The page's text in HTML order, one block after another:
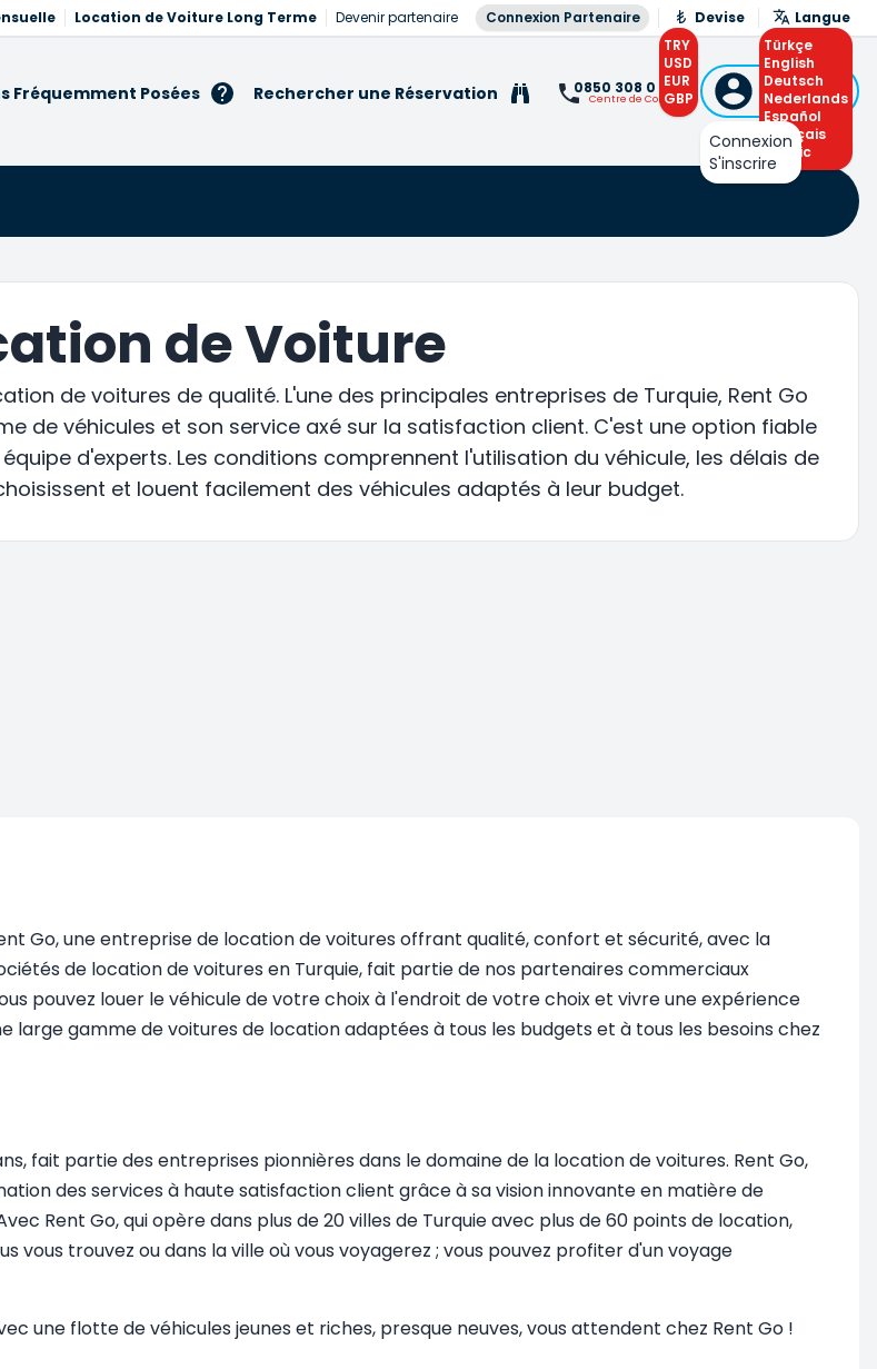
Location de Voiture Long Terme Devenir partenaire Connexion Partenaire
Devise
TRY
USD
EUR
GBP
Langue
Türkçe
English
Deutsch
Nederlands
Español
Français
Arabic
Fréquemment Posées Rechercher une Réservation 0850 308 0 308
Centre de Contact
Connexion
ou S'inscrire
Connexion
S'inscrire
de Voiture
de voitures de qualité. L'une des principales entreprises de Turquie, Rent Go
de véhicules et son service axé sur la satisfaction client. C'est une option fiable
d'experts. Les conditions comprennent l'utilisation du véhicule, les délais de
et louent facilement des véhicules adaptés à leur budget.
Go, une entreprise de location de voitures offrant qualité, confort et sécurité, avec la
de location de voitures en Turquie, fait partie de nos partenaires commerciaux
pouvez louer le véhicule de votre choix à l'endroit de votre choix et vivre une expérience
large gamme de voitures de location adaptées à tous les budgets et à tous les besoins chez
fait partie des entreprises pionnières dans le domaine de la location de voitures. Rent Go,
des services à haute satisfaction client grâce à sa vision innovante en matière de
Rent Go, qui opère dans plus de 20 villes de Turquie avec plus de 60 points de location,
vous trouvez ou dans la ville où vous voyagerez ; vous pouvez profiter d'un voyage
une flotte de véhicules jeunes et riches, presque neuves, vous attendent chez Rent Go !